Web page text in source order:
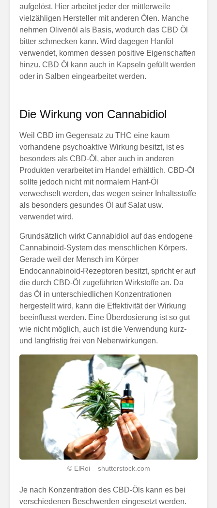
aufgelöst. Hier arbeitet jeder der mittlerweile
vielzähligen Hersteller mit anderen Ölen. Manche
nehmen Olivenöl als Basis, wodurch das CBD Öl
bitter schmecken kann. Wird dagegen Hanföl
verwendet, kommen dessen positive Eigenschaften
hinzu. CBD Öl kann auch in Kapseln gefüllt werden
oder in Salben eingearbeitet werden.
Die Wirkung von Cannabidiol
Weil CBD im Gegensatz zu THC eine kaum
vorhandene psychoaktive Wirkung besitzt, ist es
besonders als CBD-Öl, aber auch in anderen
Produkten verarbeitet im Handel erhältlich. CBD-Öl
sollte jedoch nicht mit normalem Hanf-Öl
verwechselt werden, das wegen seiner Inhaltsstoffe
als besonders gesundes Öl auf Salat usw.
verwendet wird.
Grundsätzlich wirkt Cannabidiol auf das endogene
Cannabinoid-System des menschlichen Körpers.
Gerade weil der Mensch im Körper
Endocannabinoid-Rezeptoren besitzt, spricht er auf
die durch CBD-Öl zugeführten Wirkstoffe an. Da
das Öl in unterschiedlichen Konzentrationen
hergestellt wird, kann die Effektivität der Wirkung
beeinflusst werden. Eine Überdosierung ist so gut
wie nicht möglich, auch ist die Verwendung kurz-
und langfristig frei von Nebenwirkungen.
© ElRoi – shutterstock.com
Je nach Konzentration des CBD-Öls kann es bei
verschiedenen Beschwerden eingesetzt werden.